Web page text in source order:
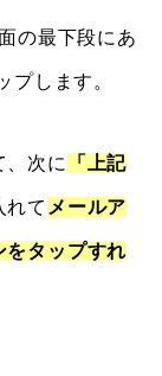
の最下段にあ
プします。
、次に 「上記
れて メールア
をタップすれ